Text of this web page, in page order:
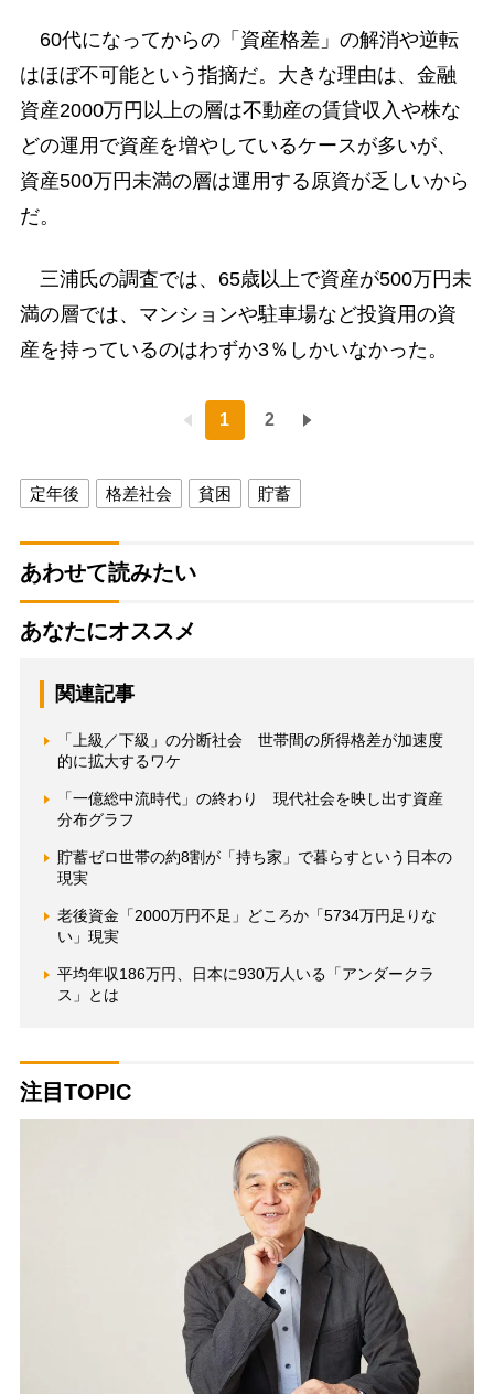
60代になってからの「資産格差」の解消や逆転
はほぼ不可能という指摘だ。大きな理由は、金融
資産2000万円以上の層は不動産の賃貸収入や株な
どの運用で資産を増やしているケースが多いが、
資産500万円未満の層は運用する原資が乏しいから
だ。
三浦氏の調査では、65歳以上で資産が500万円未
満の層では、マンションや駐車場など投資用の資
産を持っているのはわずか3％しかいなかった。
1 2
定年後 格差社会 貧困 貯蓄
あわせて読みたい
あなたにオススメ
関連記事
「上級／下級」の分断社会 世帯間の所得格差が加速度
的に拡大するワケ
「一億総中流時代」の終わり 現代社会を映し出す資産
分布グラフ
貯蓄ゼロ世帯の約8割が「持ち家」で暮らすという日本の
現実
老後資金「2000万円不足」どころか「5734万円足りな
い」現実
平均年収186万円、日本に930万人いる「アンダークラ
ス」とは
注目TOPIC